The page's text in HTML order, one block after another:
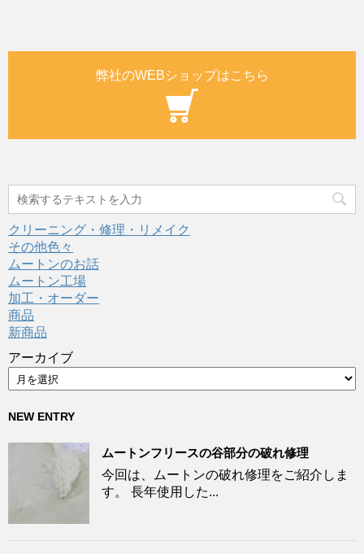
弊社のWEBショップはこちら
クリーニング・修理・リメイク
その他色々
ムートンのお話
ムートン工場
加工・オーダー
商品
新商品
アーカイブ
NEW ENTRY
ムートンフリースの谷部分の破れ修理
今回は、ムートンの破れ修理をご紹介しま
す。 長年使用した...